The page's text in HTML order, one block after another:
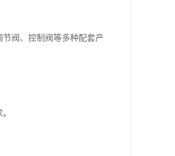
阀、控制阀等多种配套产